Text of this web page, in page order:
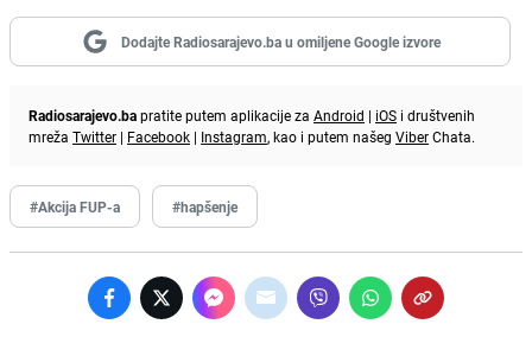
Dodajte Radiosarajevo.ba u omiljene Google izvore
Radiosarajevo.bapratite putem aplikacije za Android | iOS i društvenih
mreža Twitter | Facebook | Instagram, kao i putem našeg ViberChata.
#Akcija FUP-a #hapšenje